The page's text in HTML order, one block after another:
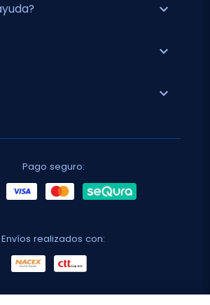
expand_more
expand_more
expand_more
Pago seguro:
Envíos realizados con: